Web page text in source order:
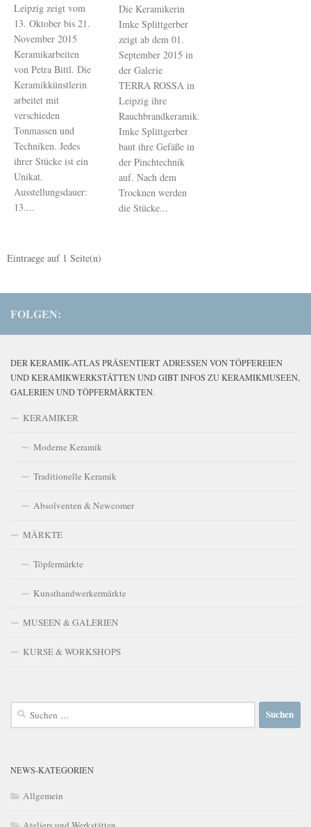
Leipzig zeigt vom
13. Oktober bis 21.
November 2015
Keramikarbeiten
von Petra Bittl. Die
Keramikkünstlerin
arbeitet mit
verschieden
Tonmassen und
Techniken. Jedes
ihrer Stücke ist ein
Unikat.
Ausstellungsdauer:
13....
Die Keramikerin
Imke Splittgerber
zeigt ab dem 01.
September 2015 in
der Galerie
TERRA ROSSA in
Leipzig ihre
Rauchbrandkeramik.
Imke Splittgerber
baut ihre Gefäße in
der Pinchtechnik
auf. Nach dem
Trocknen werden
die Stücke...
Eintraege auf 1 Seite(n)
FOLGEN:
DER KERAMIK-ATLAS PRÄSENTIERT ADRESSEN VON TÖPFEREIEN
UND KERAMIKWERKSTÄTTEN UND GIBT INFOS ZU KERAMIKMUSEEN,
GALERIEN UND TÖPFERMÄRKTEN.
KERAMIKER
Moderne Keramik
Traditionelle Keramik
Absolventen & Newcomer
MÄRKTE
Töpfermärkte
Kunsthandwerkermärkte
MUSEEN & GALERIEN
KURSE & WORKSHOPS
Suchen
NEWS-KATEGORIEN
Allgemein